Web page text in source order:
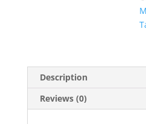
Description
Reviews (0)